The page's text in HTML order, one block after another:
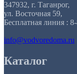
347932, г. Таганрог,
ул. Восточная 59,
Бесплатная линия :
info@vodvoredoma.ru
Каталог